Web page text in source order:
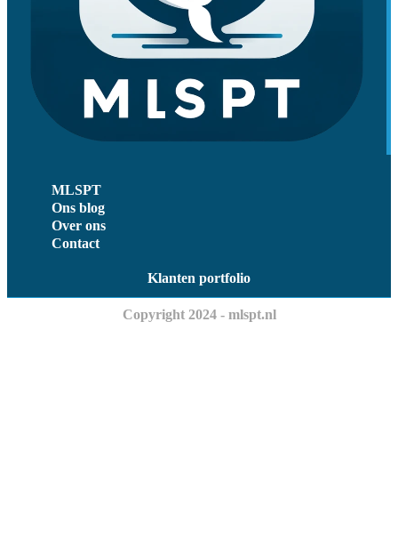
MLSPT
Ons blog
Over ons
Contact
Klanten portfolio
Copyright 2024 - mlspt.nl